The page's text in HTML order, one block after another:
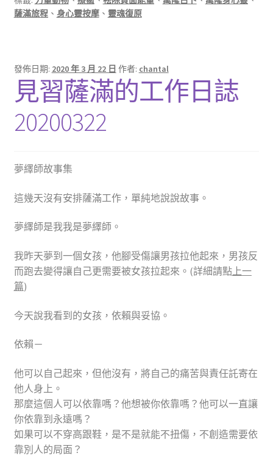
薩滿旅程、 身心靈按摩、 靈魂復原
發佈日期: 2020 年 3 月 22 日 作者: chantal
見習薩滿的工作日誌
20200322
夢繹師故事集
這幾天沒有安排薩滿工作，單純地說說故事。
夢繹師是我我是夢繹師。
我昨天夢到一個女孩，他腳受傷讓男孩拉他起來，男孩反
而跑去變得讓自己更需要被女孩拉起來。(詳細請點上一
篇)
今天說我看到的女孩，依賴與妥協。
依賴－
他可以自己起來，但他沒有，將自己的痛苦與責任託寄在
他人身上。
那麼這個人可以依靠嗎？他想被你依靠嗎？他可以一直讓
你依靠到永遠嗎？
如果可以不穿高跟鞋，是不是就能不扭傷，不創造需要依
靠別人的局面？